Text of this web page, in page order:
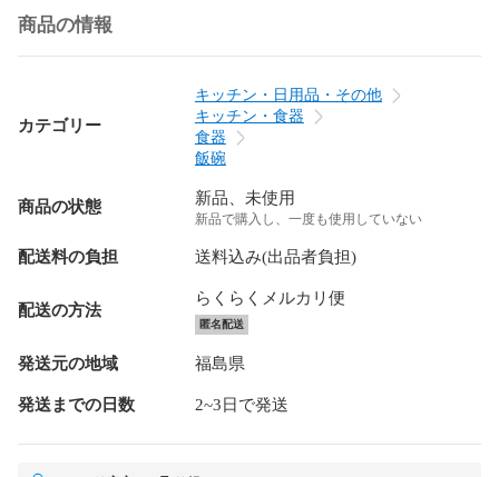
商品の情報
カテゴリー
キッチン・日用品・その他
キッチン・食器
食器
飯碗
商品の状態 新品、未使用
新品で購入し、一度も使用していない
配送料の負担 送料込み(出品者負担)
配送の方法
らくらくメルカリ便
匿名配送
発送元の地域 福島県
発送までの日数 2~3日で発送